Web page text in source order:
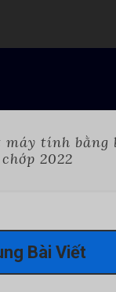
máy tính bằng
2022
Bài Viết